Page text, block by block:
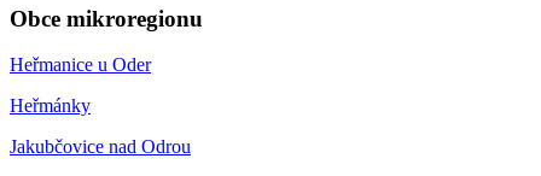
Obce mikroregionu
Heřmanice u Oder
Heřmánky
Jakubčovice nad Odrou